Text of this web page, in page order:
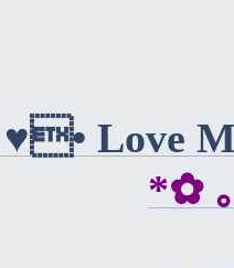
♥• Love
*✿